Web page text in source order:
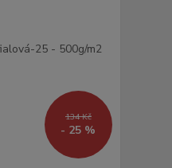
134 Kč
- 25 %